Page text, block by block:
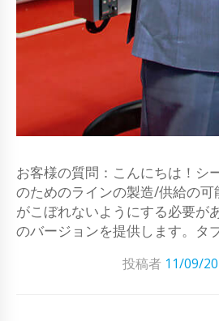
お客様の質問：こんにちは！シ
のためのラインの製造/供給の
がこぼれないようにする必要が
のバージョンを提供します。タ
投稿者 11/09/